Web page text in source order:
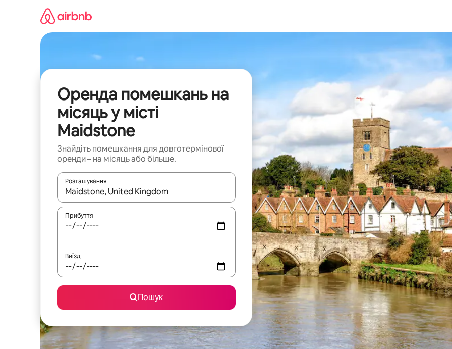
Оренда помешкань на
місяць у місті
Maidstone
Знайдіть помешкання для довготермінової
оренди – на місяць або більше.
Розташування
Отримавши результати пошуку, використовуйте для навігації сторінкою клавіші зі стрілками вгору та вниз або
Прибуття
Виїзд
Пошук